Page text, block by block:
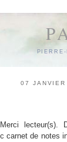
07
lecteur(s).
carnet de notes